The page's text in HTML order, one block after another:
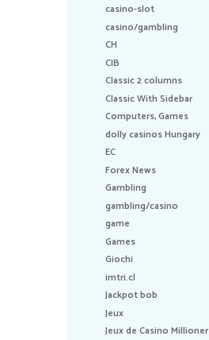
casino-slot
casino/gambling
CH
CIB
Classic 2 columns
Classic With Sidebar
Computers, Games
dolly casinos Hungary
EC
Forex News
Gambling
gambling/casino
game
Games
Giochi
imtri.cl
Jackpot bob
Jeux
Jeux de Casino Millioner